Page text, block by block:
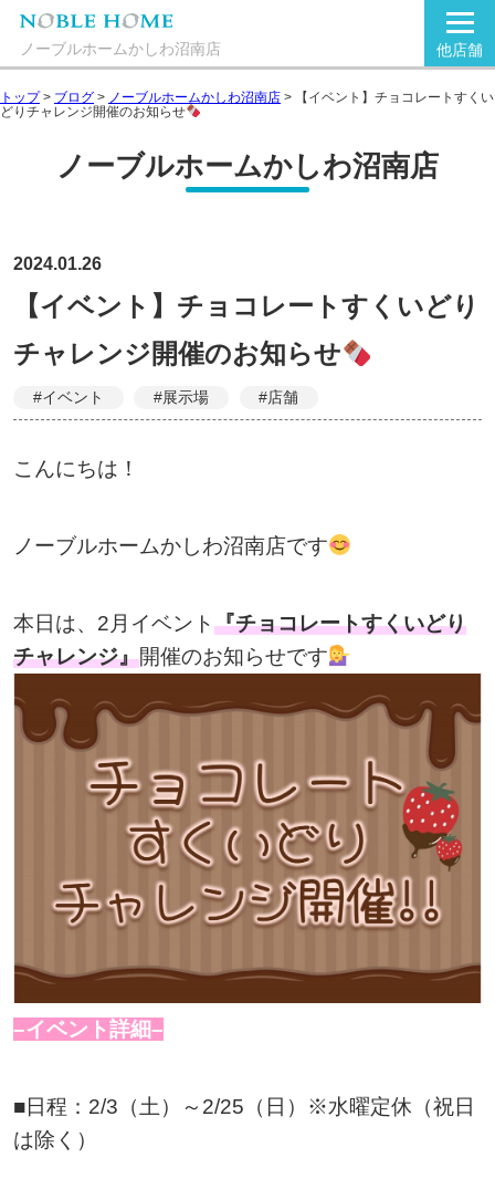
ノーブルホームかしわ沼南店 他店舗
トップ> ブログ > ノーブルホームかしわ沼南店 >
【イベント】チョコレートすくい
どりチャレンジ開催のお知らせ
ノーブルホームかしわ沼南店
2024.01.26
【イベント】チョコレートすくいどり
チャレンジ開催のお知らせ
#イベント #展示場 #店舗
こんにちは！
ノーブルホームかしわ沼南店です
本日は、2月イベント『チョコレートすくいどり
チャレンジ』開催のお知らせです
–イベント詳細–
■日程：2/3（土）～2/25（日）※水曜定休（祝日
は除く）